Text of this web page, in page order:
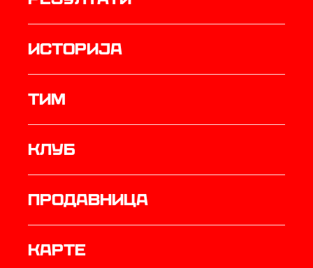
историја
ТИМ
Клуб
продавница
Карте